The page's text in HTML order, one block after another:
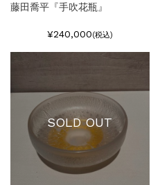
藤田喬平『手吹花瓶』
¥240,000(税込)
SOLD OUT